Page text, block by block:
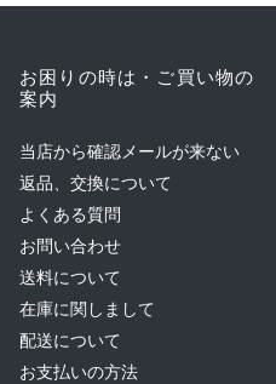
お困りの時は・ご買い物の
案内
当店から確認メールが来ない
返品、交換について
よくある質問
お問い合わせ
送料について
在庫に関しまして
配送について
お支払いの方法